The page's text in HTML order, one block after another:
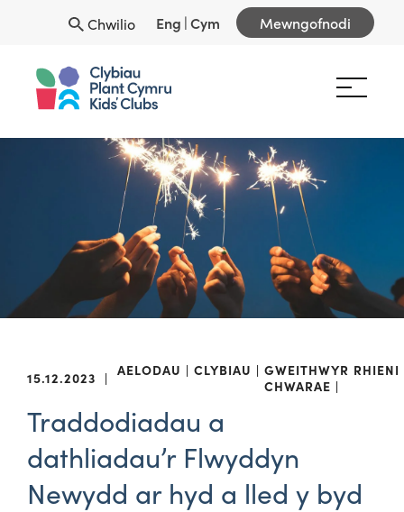
Chwilio Eng |Cym Mewngofnodi
15.12.2023 | AELODAU CLYBIAU
GWEITHWYR
CHWARAE
RHIENI
Traddodiadau a
dathliadau’r Flwyddyn
Newydd ar hyd a lled y byd